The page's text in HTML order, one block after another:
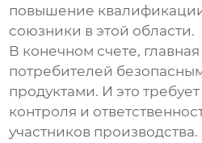
повышение
союзники в этой области.
В конечном счете,
потребителей
продуктами. И это
контроля и
участников производства.